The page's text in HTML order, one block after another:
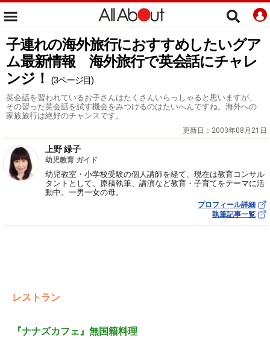
子連れの海外旅行におすすめしたいグア
ム最新情報 海外旅行で英会話にチャレ
ンジ！
(3ページ目)
英会話を習われているお子さんはたくさんいらっしゃると思いますが、
その習った英会話を試す機会をみつけるのはたいへんですね。海外への
家族旅行は絶好のチャンスです。
更新日： 2003年08月21日
上野 緑子
幼児教育 ガイド
幼児教室・小学校受験の個人講師を経て、現在は教育コンサル
タントとして、原稿執筆、講演など教育・子育てをテーマに活
動中。一男一女の母。
プロフィール詳細
執筆記事一覧
レストラン
『ナナズカフェ』無国籍料理